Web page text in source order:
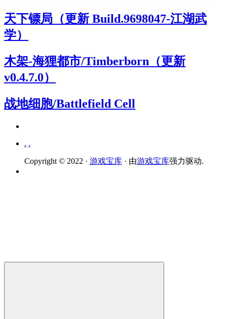
天下镖局（更新 Build.9698047-江湖武
学）
木架-海狸都市/Timberborn（更新
v0.4.7.0）
战地细胞/Battlefield Cell
. .
Copyright © 2022 · 游戏宝库 · 由游戏宝库强力驱动.